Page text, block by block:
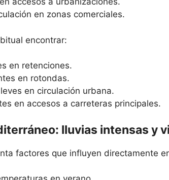
en zonas comerciales.
encontrar:
en retenciones.
en rotondas.
en circulación urbana.
en accesos a carreteras principales.
lluvias intensas y
factores que influyen directamente